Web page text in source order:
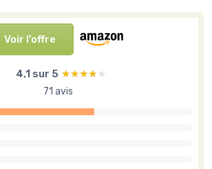
Voir l'offre
4,1 sur 5 ★★★★★
★★★★★
71 avis